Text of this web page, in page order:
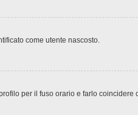
come utente nascosto.
per il fuso orario e farlo coincidere